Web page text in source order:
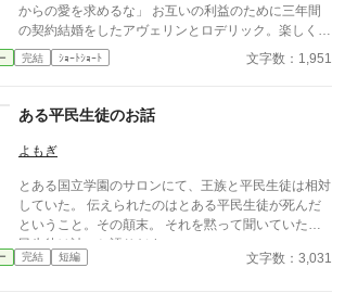
からの愛を求めるな」 お互いの利益のために三年間
の契約結婚をしたアヴェリンとロデリック。楽しく三
年を過ごしたアヴェリンは屋敷を出ていこうとするの
だが……。
完結 ｼｮｰﾄｼｮｰﾄ 文字数：1,951
ある平民生徒のお話
よもぎ
とある国立学園のサロンにて、王族と平民生徒は相対
していた。 伝えられたのはとある平民生徒が死んだ
ということ。その顛末。 それを黙って聞いていた平
民生徒は訥々と語りだす――
完結 短編 文字数：3,031